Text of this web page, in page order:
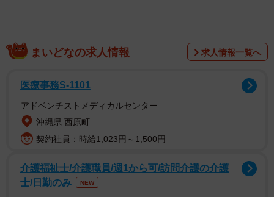
まいどなの求人情報 求人情報一覧へ
医療事務S-1101
アドベンチストメディカルセンター
沖縄県 西原町
契約社員：時給1,023円～1,500円
介護福祉士/介護職員/週1から可/訪問介護の介護
士/日勤のみ
NEW